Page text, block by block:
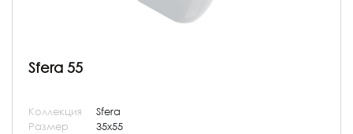
Sfera 55
Коллекция
Sfera
Размер
35x55